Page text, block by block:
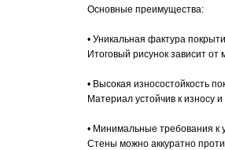
Основные преимущества:
• Уникальная фактура
Итоговый рисунок зависит от
• Высокая износостойкость
Материал устойчив к износу
• Минимальные требования к
Стены можно аккуратно